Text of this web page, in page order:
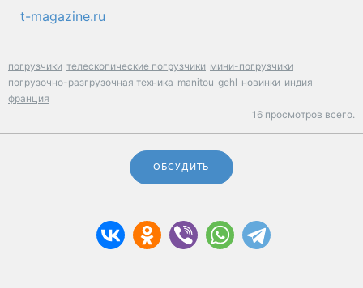
t-magazine.ru
погрузчики телескопические погрузчики мини-погрузчики
погрузочно-разгрузочная техника manitou gehl новинки индия
франция
16 просмотров всего.
ОБСУДИТЬ